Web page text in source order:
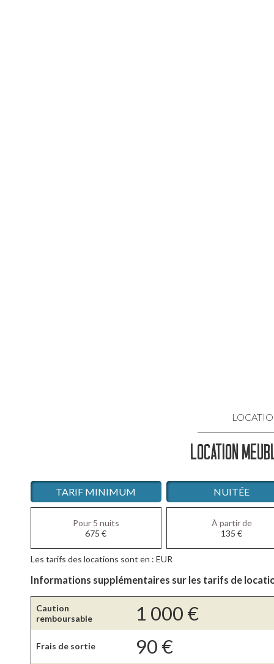
LOCATION
TARIF MINIMUM NUITÉE
Pour 5 nuits
675 €
À partir de
135 €
Les tarifs des locations sont en : EUR
Informations supplémentaires sur les tarifs de
Caution
remboursable
1 000 €
Frais de sortie 90 €